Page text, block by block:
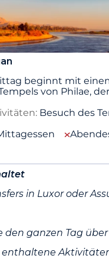
beginnt mit
von Philae,
Besuch des
in Luxor oder
den ganzen Tag über
enthaltene